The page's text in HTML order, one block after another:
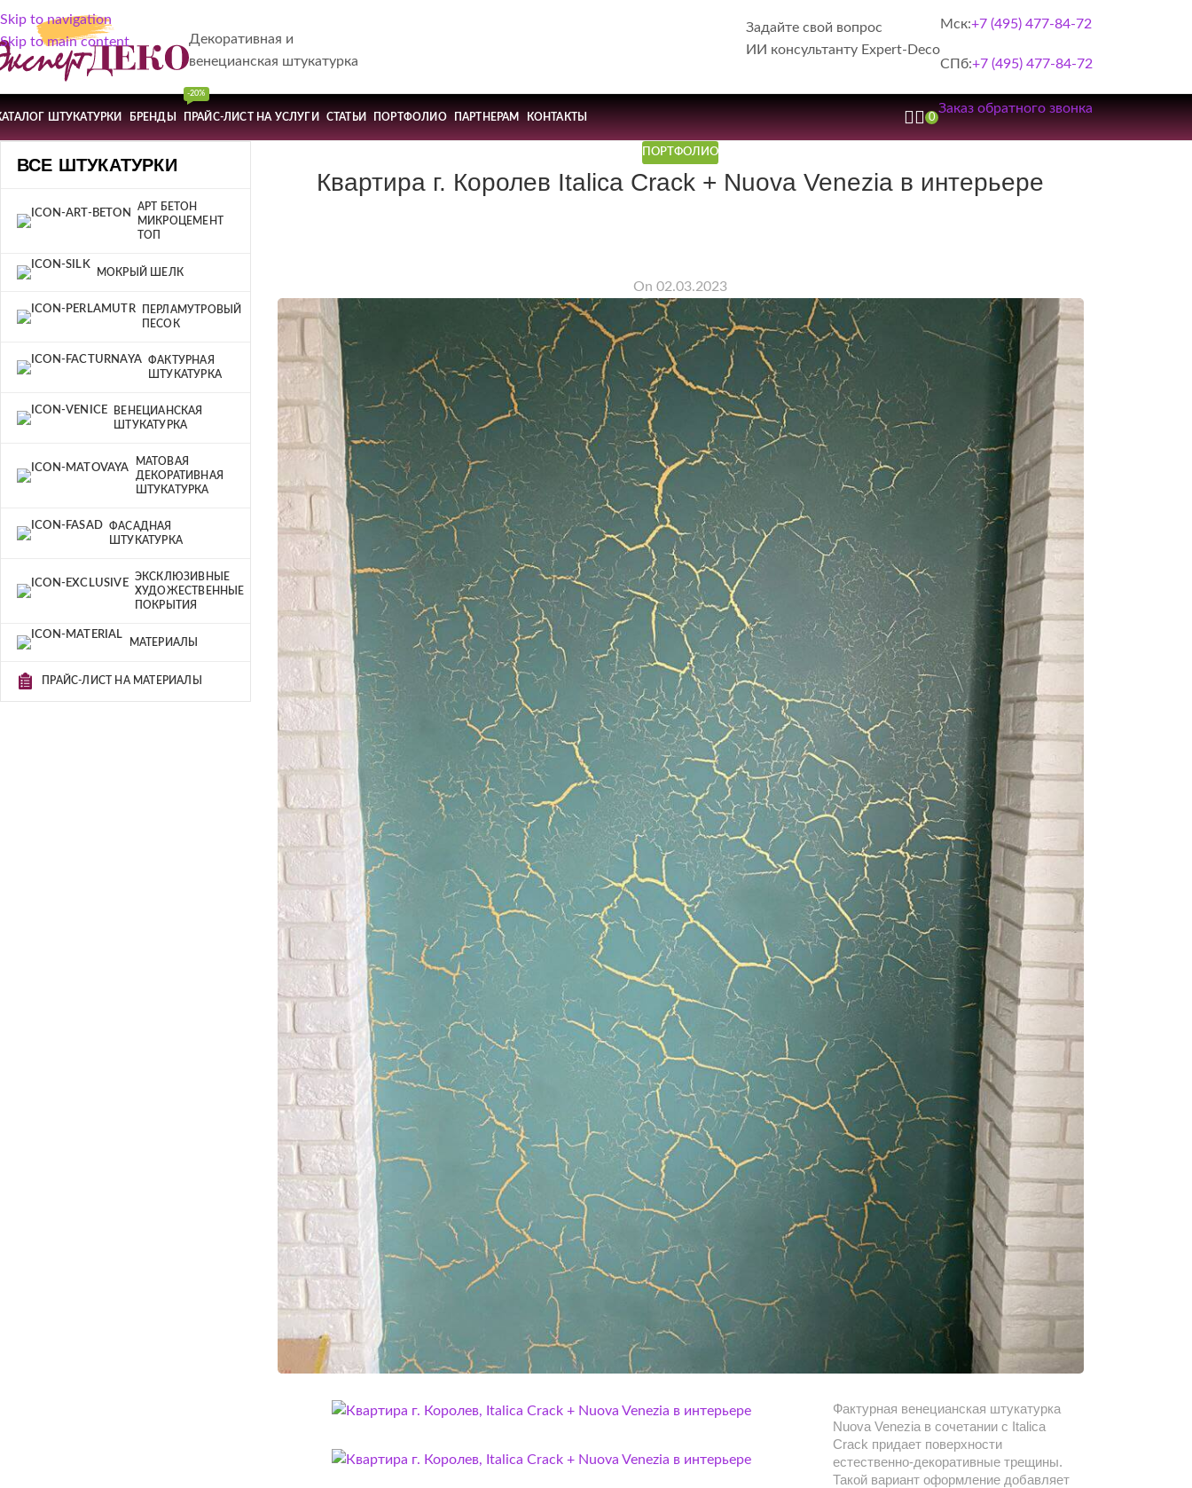
Skip to navigation
Skip to main content
Декоративная и
венецианская штукатурка
Задайте свой вопрос
ИИ консультанту Expert-Deco
Мск:+7 (495) 477-84-72
СПб:+7 (495) 477-84-72
ШТУКАТУРКИ БРЕНДЫ ПРАЙС-ЛИСТ НА УСЛУГИ
-20%
СТАТЬИ ПОРТФОЛИО ПАРТНЕРАМ КОНТАКТЫ 0
Заказ обратного звонка
ВСЕ ШТУКАТУРКИ
АРТ БЕТОН
МИКРОЦЕМЕНТ
ТОП
МОКРЫЙ ШЕЛК
ПЕРЛАМУТРОВЫЙ
ПЕСОК
ФАКТУРНАЯ
ШТУКАТУРКА
ВЕНЕЦИАНСКАЯ
ШТУКАТУРКА
МАТОВАЯ
ДЕКОРАТИВНАЯ
ШТУКАТУРКА
ФАСАДНАЯ
ШТУКАТУРКА
ЭКСКЛЮЗИВНЫЕ
ХУДОЖЕСТВЕННЫЕ
ПОКРЫТИЯ
МАТЕРИАЛЫ
ПРАЙС-ЛИСТ НА МАТЕРИАЛЫ
ПОРТФОЛИО
Квартира г. Королев Italica Crack + Nuova Venezia в интерьере
On 02.03.2023
Фактурная венецианская штукатурка
Nuova Venezia в сочетании с Italica
Crack придает поверхности
естественно-декоративные трещины.
Такой вариант оформление добавляет